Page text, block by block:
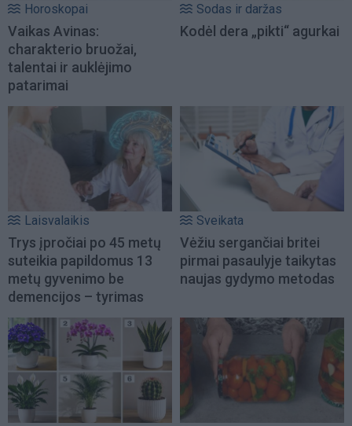
Horoskopai
Vaikas Avinas:
charakterio bruožai,
talentai ir auklėjimo
patarimai
Sodas ir daržas
Kodėl dera „pikti“ agurkai
Laisvalaikis
Trys įpročiai po 45 metų
suteikia papildomus 13
metų gyvenimo be
demencijos – tyrimas
Sveikata
Vėžiu sergančiai britei
pirmai pasaulyje taikytas
naujas gydymo metodas